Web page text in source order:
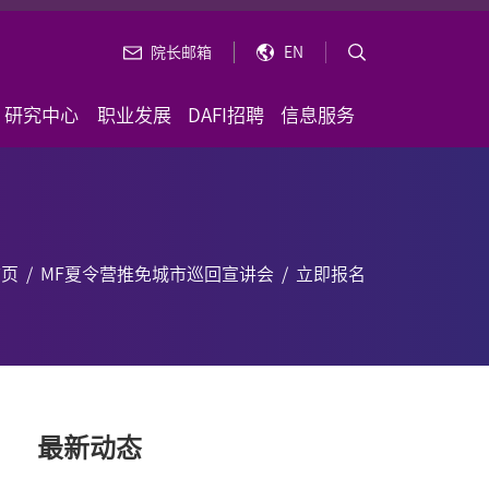
院长邮箱 EN
研究中心 职业发展 DAFI招聘 信息服务
/ MF夏令营推免城市巡回宣讲会 / 立即报名
最新动态